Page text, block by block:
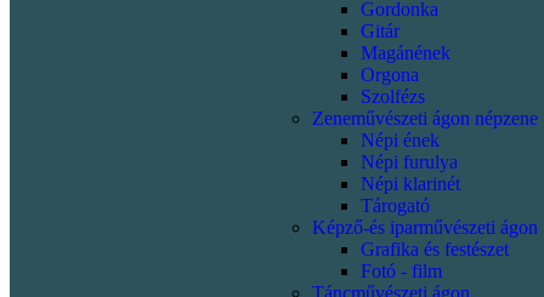
Gordonka
Gitár
Magánének
Orgona
Szolfézs
Zeneművészeti ágon népzene
Népi ének
Népi furulya
Népi klarinét
Tárogató
Képző-és iparművészeti ágon
Grafika és festészet
Fotó - film
Táncművészeti ágon